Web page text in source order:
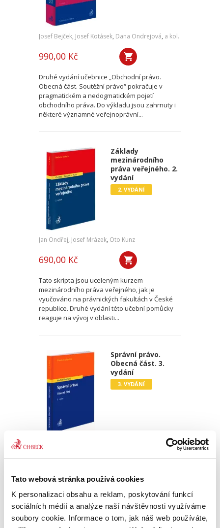
Tato webová stránka používá cookies
K personalizaci obsahu a reklam, poskytování funkcí
sociálních médií a analýze naší návštěvnosti využíváme
soubory cookie. Informace o tom, jak náš web používáte,
Josef Bejček, Josef Kotásek, Dana Ondrejová, a kol.
990,00 Kč
Druhé vydání učebnice „Obchodní právo.
Obecná část. Soutěžní právo“ pokračuje v
pragmatickém a nedogmatickém pojetí
obchodního práva. Do výkladu jsou zahrnuty i
některé významné veřejnoprávní...
Základy
mezinárodního
práva veřejného. 2.
vydání
2. VYDÁNÍ
Jan Ondřej, Josef Mrázek, Oto Kunz
690,00 Kč
Tato skripta jsou uceleným kurzem
mezinárodního práva veřejného, jak je
vyučováno na právnických fakultách v České
republice. Druhé vydání této učební pomůcky
reaguje na vývoj v oblasti...
Správní právo.
Obecná část. 3.
vydání
3. VYDÁNÍ
Martin Kopecký
Kniha profesora Martina Kopeckého Správní
právo. Obecná část je moderně pojatou
komplexní učebnicí obecné části správního
práva. Po úspěšném přijetí čtenářskou obcí
vychází již ve svém třetím...